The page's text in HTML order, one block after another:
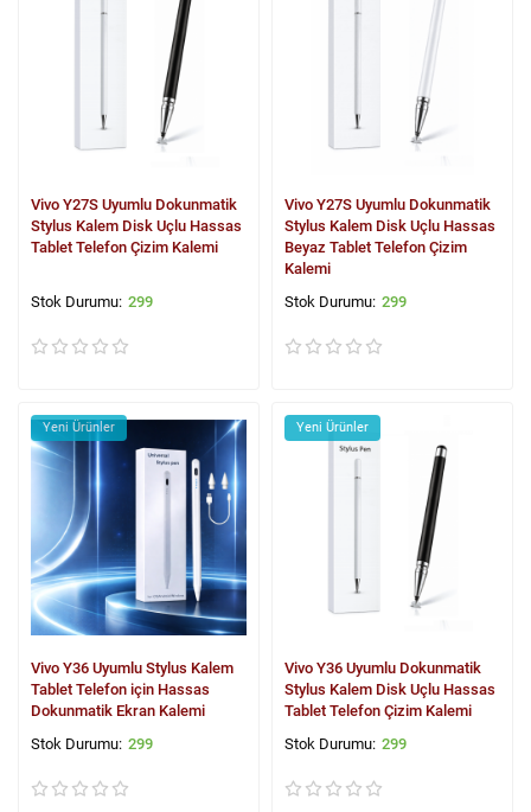
Vivo Y27S Uyumlu Dokunmatik
Stylus Kalem Disk Uçlu Hassas
Tablet Telefon Çizim Kalemi
299
Vivo Y27S Uyumlu Dokunmatik
Stylus Kalem Disk Uçlu Hassas
Beyaz Tablet Telefon Çizim
Kalemi
299
Yeni Ürünler
Vivo Y36 Uyumlu Stylus Kalem
Tablet Telefon için Hassas
Dokunmatik Ekran Kalemi
299
Yeni Ürünler
Vivo Y36 Uyumlu Dokunmatik
Stylus Kalem Disk Uçlu Hassas
Tablet Telefon Çizim Kalemi
299